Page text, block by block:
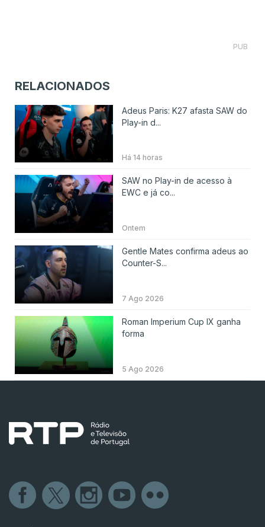
PUB
RELACIONADOS
Adeus Paris: K27 afasta SAW do
Play-in d...
Há 14 horas
SAW no Play-in de acesso à
EWC e já co...
Ontem
Gentle Mates confirma adeus ao
Counter-S...
7 Ago 2026
Roman Imperium Cup IX ganha
forma
5 Ago 2026